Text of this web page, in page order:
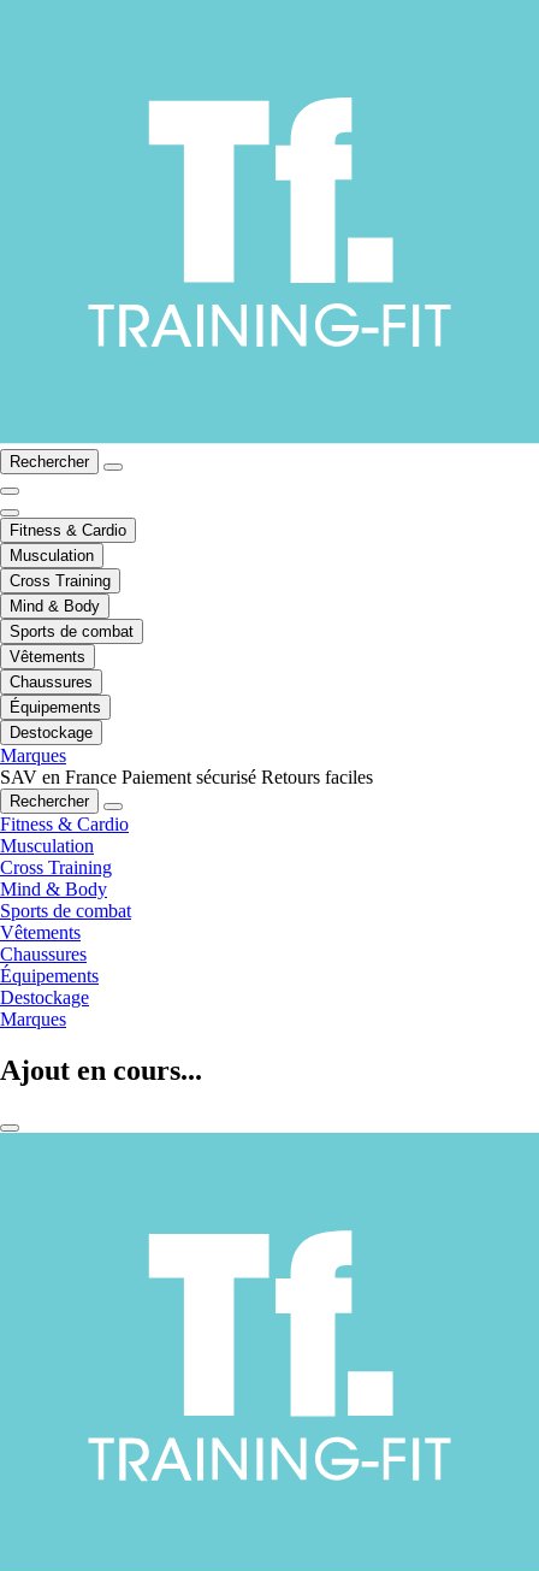
Rechercher
Fitness & Cardio
Musculation
Cross Training
Mind & Body
Sports de combat
Vêtements
Chaussures
Équipements
Destockage
Marques
SAV en France Paiement sécurisé Retours faciles
Rechercher
Fitness & Cardio
Musculation
Cross Training
Mind & Body
Sports de combat
Vêtements
Chaussures
Équipements
Destockage
Marques
Ajout en cours...